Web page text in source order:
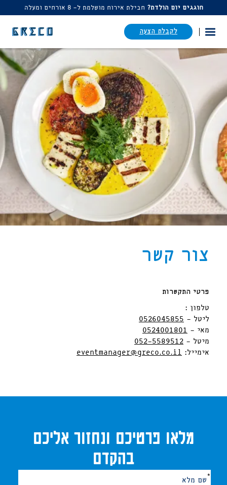
חוגגים יום הולדת? חבילת אירוח מושלמת ל- 8 אורחים ומעלה
דלג לסרגל הניווט
דלג לתוכן
לקבלת הצעה
צור קשר
פרטי התקשרות
טלפון :
ליטל - 0526045855
מאי - 0524001801
מיטל - 052-5589512
אימייל: eventmanager@greco.co.il
מלאו פרטיכם ונחזור אליכם
בהקדם
אנא